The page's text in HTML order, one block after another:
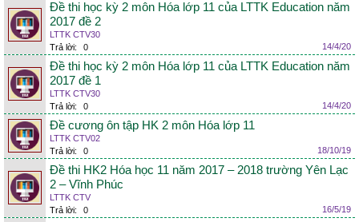
Đề thi học kỳ 2 môn Hóa lớp 11 của LTTK Education năm
2017 đề 2
LTTK CTV30
Trả lời:
0 14/4/20
Đề thi học kỳ 2 môn Hóa lớp 11 của LTTK Education năm
2017 đề 1
LTTK CTV30
Trả lời:
0 14/4/20
Đề cương ôn tập HK 2 môn Hóa lớp 11
LTTK CTV02
Trả lời:
0 18/10/19
Đề thi HK2 Hóa học 11 năm 2017 – 2018 trường Yên Lạc
2 – Vĩnh Phúc
LTTK CTV
Trả lời:
0 16/5/19